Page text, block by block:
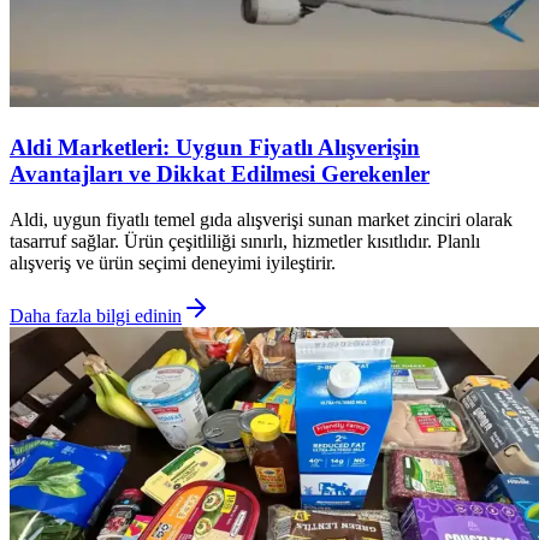
Aldi Marketleri: Uygun Fiyatlı Alışverişin
Avantajları ve Dikkat Edilmesi Gerekenler
Aldi, uygun fiyatlı temel gıda alışverişi sunan market zinciri olarak
tasarruf sağlar. Ürün çeşitliliği sınırlı, hizmetler kısıtlıdır. Planlı
alışveriş ve ürün seçimi deneyimi iyileştirir.
Daha fazla bilgi edinin